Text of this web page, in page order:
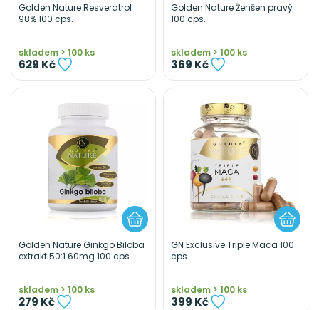
Golden Nature Resveratrol
98% 100 cps.
skladem > 100 ks
629 Kč
Golden Nature Ženšen pravý
100 cps.
skladem > 100 ks
369 Kč
Golden Nature Ginkgo Biloba
extrakt 50:1 60mg 100 cps.
skladem > 100 ks
279 Kč
GN Exclusive Triple Maca 100
cps.
skladem > 100 ks
399 Kč